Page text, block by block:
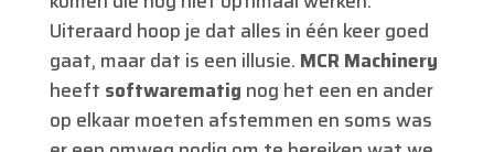
Uiteraard hoop je dat alles in één keer goed
gaat, maar dat is een illusie. MCR Machinery
heeft softwarematig nog het een en ander
op elkaar moeten afstemmen en soms was